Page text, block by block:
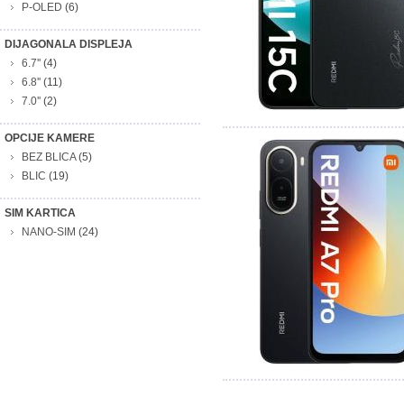
P-OLED (6)
DIJAGONALA DISPLEJA
6.7'' (4)
6.8'' (11)
7.0'' (2)
OPCIJE KAMERE
BEZ BLICA(5)
BLIC (19)
SIM KARTICA
NANO-SIM (24)